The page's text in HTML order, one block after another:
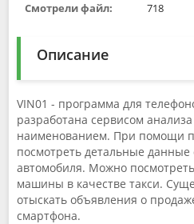
Смотрели файл:
718
Описание
VIN01 - программа для
разработана сервисом
наименованием. При помощи
посмотреть детальные данные
автомобиля. Можно
машины в качестве такси.
отыскать объявления о
смартфона.